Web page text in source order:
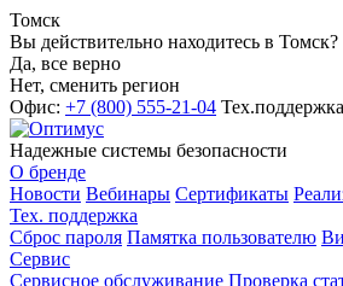
Томск
Вы действительно находитесь в Томск?
Да, все верно
Нет, сменить регион
Офис: +7 (800) 555-21-04
Надежные системы безопасности
О бренде
Новости Вебинары Сертификаты
Тех. поддержка
Сброс пароля Памятка пользователю
Сервис
Сервисное обслуживание Проверка